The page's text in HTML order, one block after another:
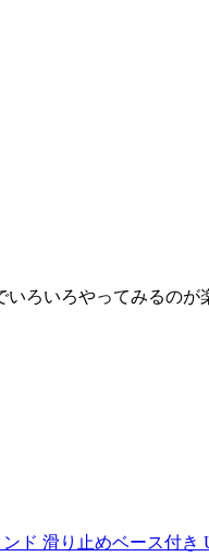
ろいろやってみるのが
ンド 滑り止めベース付